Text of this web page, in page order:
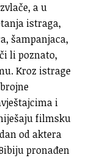
a u
istraga,
šampanjaca,
li poznato,
Kroz istrage
i
filmsku
od aktera
pronađen